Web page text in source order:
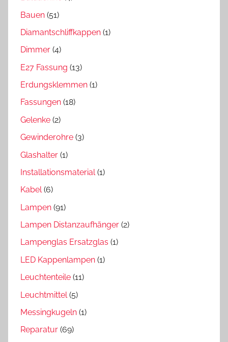
Bauen (51)
Diamantschliffkappen (1)
Dimmer (4)
E27 Fassung (13)
Erdungsklemmen (1)
Fassungen (18)
Gelenke (2)
Gewinderohre (3)
Glashalter (1)
Installationsmaterial(1)
Kabel(6)
Lampen (91)
Lampen Distanzaufhänger (2)
Lampenglas Ersatzglas (1)
LED Kappenlampen (1)
Leuchtenteile (11)
Leuchtmittel (5)
Messingkugeln (1)
Reparatur (69)